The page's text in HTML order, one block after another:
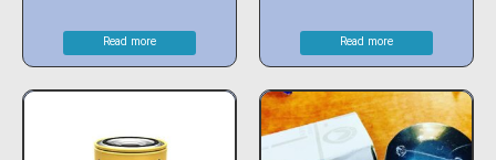
Read more
Read more